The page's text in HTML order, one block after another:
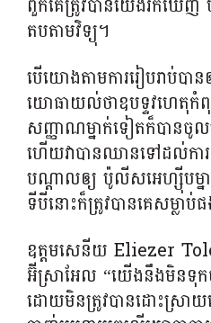
តប​តាម​វិទ្យុ។
បើយោងតាមការរៀបរាប់ប
យោធាយល់ថាឧបទ្ទវហេតុកំ
សញ្ញាណម្នាក់ទៀតក៏បានចូល
ហើយវាបានឈានទៅដល់កា
បណ្តាលឲ្យ ប៉ូលីសអេហ្ស៊ីបម្
ទីបីនោះក៏ត្រូវបានគេសម្លាប់
ឧត្តមសេនីយ Eliezer
អ៊ីស្រាអែល “យើងនឹងមិន
ដោយមិនត្រូវបានដោះស្រា